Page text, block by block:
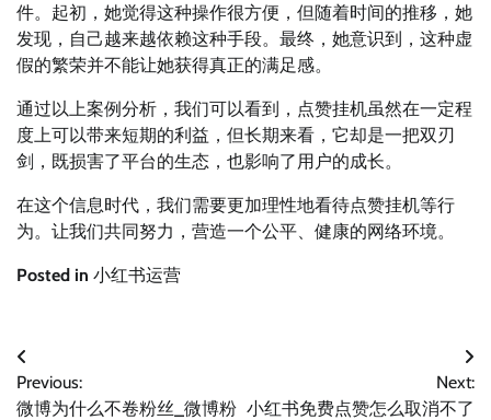
件。起初，她觉得这种操作很方便，但随着时间的推移，她
发现，自己越来越依赖这种手段。最终，她意识到，这种虚
假的繁荣并不能让她获得真正的满足感。
通过以上案例分析，我们可以看到，点赞挂机虽然在一定程
度上可以带来短期的利益，但长期来看，它却是一把双刃
剑，既损害了平台的生态，也影响了用户的成长。
在这个信息时代，我们需要更加理性地看待点赞挂机等行
为。让我们共同努力，营造一个公平、健康的网络环境。
Posted in 小红书运营
文
章
Previous:
微博为什么不卷粉丝_微博粉
Next:
小红书免费点赞怎么取消不了